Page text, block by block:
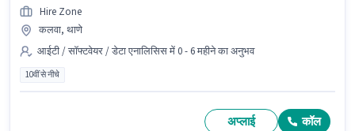
Hire Zone
कलवा, थाणे
आईटी / सॉफ्टवेयर / डेटा एनालिसिस में 0 - 6 महीने का अनुभव
10वीं से नीचे
अप्लाई कॉल